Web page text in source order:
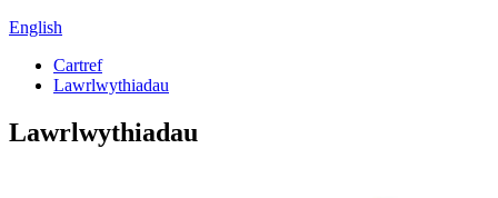
English
Cartref
Lawrlwythiadau
Lawrlwythiadau